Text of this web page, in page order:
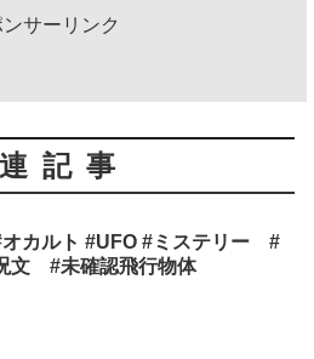
ンサーリンク
記事
カルト #UFO #ミステリー #
文 #未確認飛行物体